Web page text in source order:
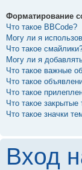
Форматирование
Что такое BBCode?
Могу ли я
Что такое
Могу ли я
Что такое важные
Что такое
Что такое
Что такое закрытые
Что такое значки
Вход